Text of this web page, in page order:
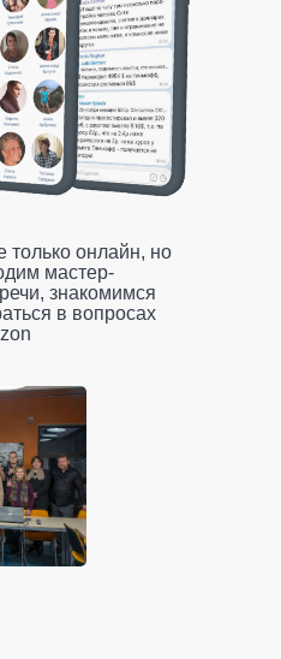
только онлайн, но
мастер-
знакомимся
в вопросах